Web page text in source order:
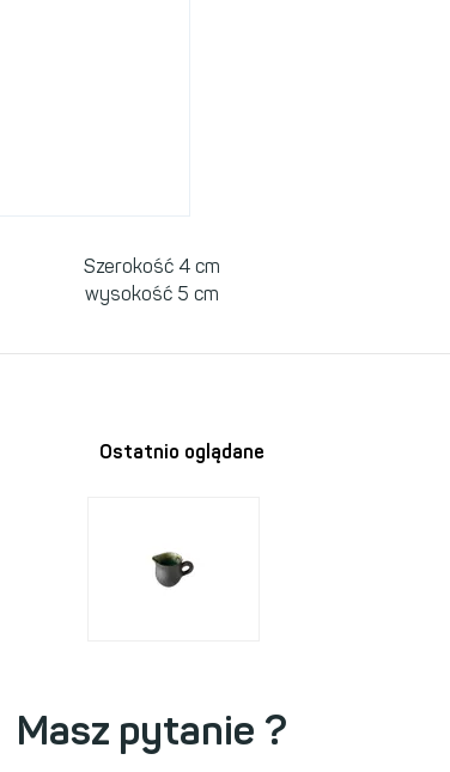
Szerokość 4 cm
wysokość 5 cm
Ostatnio oglądane
Masz pytanie ?